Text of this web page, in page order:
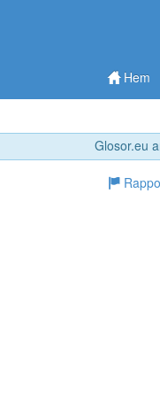
Glosor.eu
Hem